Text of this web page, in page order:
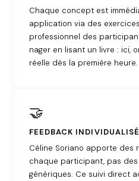
Chaque concept est
application via des
professionnel des
nager en lisant un livre : ici,
réelle dès la première heure.
🤝
FEEDBACK INDIVIDUALISÉ
Céline Soriano apporte des
chaque participant, pas des
génériques. Ce suivi direct